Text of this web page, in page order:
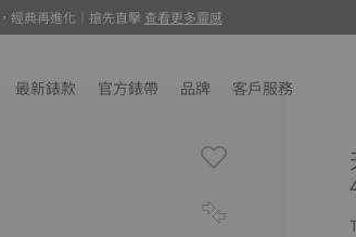
聯名腕錶驚喜抽選, 瞭解更多
經典再進化｜搶先直擊 查看更多靈感
最新錶款 官方錶帶 品牌 客戶服務